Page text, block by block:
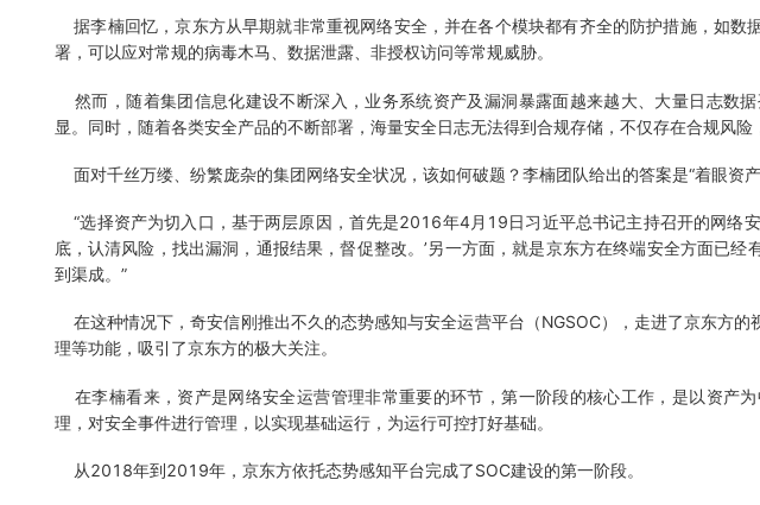
据李楠回忆，京东方从早期就非常重视网络安全，并在各个模块都有齐全的防护措施，如数
署，可以应对常规的病毒木马、数据泄露、非授权访问等常规威胁。
然而，随着集团信息化建设不断深入，业务系统资产及漏洞暴露面越来越大、大量日志数
显。同时，随着各类安全产品的不断部署，海量安全日志无法得到合规存储，不仅存在合规风险
面对千丝万缕、纷繁庞杂的集团网络安全状况，该如何破题？李楠团队给出的答案是“着眼资
“选择资产为切入口，基于两层原因，首先是2016年4月19日习近平总书记主持召开的网络
底，认清风险，找出漏洞，通报结果，督促整改。’另一方面，就是京东方在终端安全方面已
到渠成。”
在这种情况下，奇安信刚推出不久的态势感知与安全运营平台（NGSOC），走进了京东方
理等功能，吸引了京东方的极大关注。
在李楠看来，资产是网络安全运营管理非常重要的环节，第一阶段的核心工作，是以资产
理，对安全事件进行管理，以实现基础运行，为运行可控打好基础。
从2018年到2019年，京东方依托态势感知平台完成了SOC建设的第一阶段。